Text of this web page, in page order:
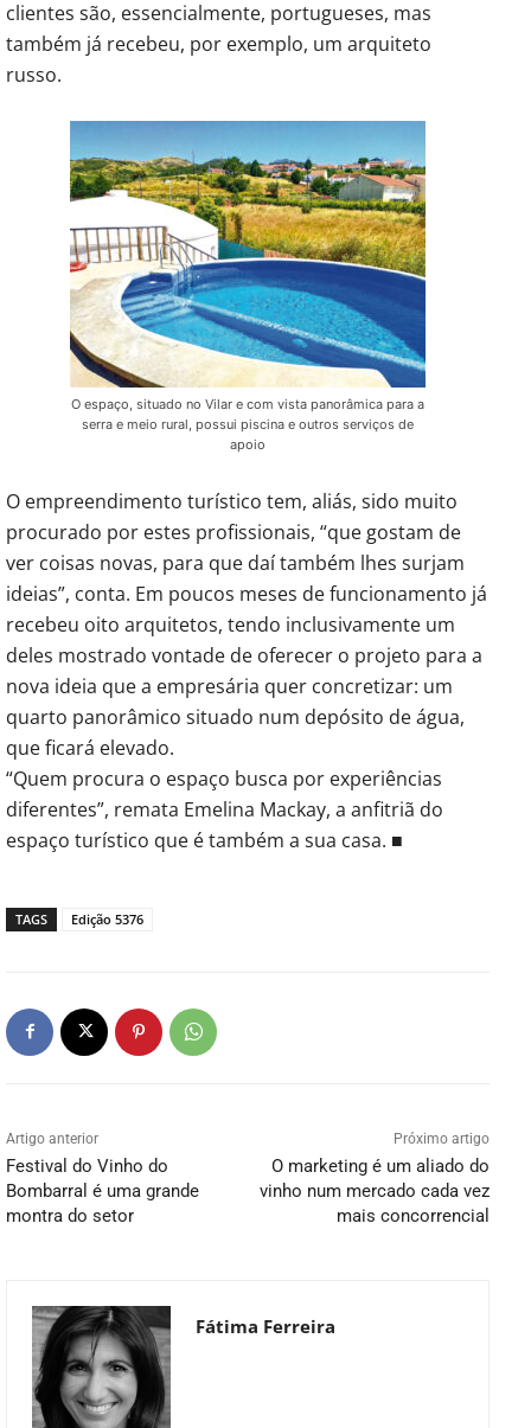
clientes são, essencialmente, portugueses, mas
também já recebeu, por exemplo, um arquiteto
russo.
O espaço, situado no Vilar e com vista panorâmica para a
serra e meio rural, possui piscina e outros serviços de
apoio
O empreendimento turístico tem, aliás, sido muito
procurado por estes profissionais, “que gostam de
ver coisas novas, para que daí também lhes surjam
ideias”, conta. Em poucos meses de funcionamento já
recebeu oito arquitetos, tendo inclusivamente um
deles mostrado vontade de oferecer o projeto para a
nova ideia que a empresária quer concretizar: um
quarto panorâmico situado num depósito de água,
que ficará elevado.
“Quem procura o espaço busca por experiências
diferentes”, remata Emelina Mackay, a anfitriã do
espaço turístico que é também a sua casa. ■
TAGS Edição 5376
Artigo anterior
Festival do Vinho do
Bombarral é uma grande
montra do setor
Próximo artigo
O marketing é um aliado do
vinho num mercado cada vez
mais concorrencial
Fátima Ferreira